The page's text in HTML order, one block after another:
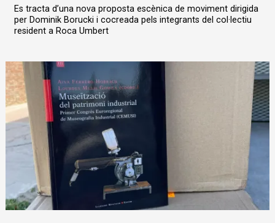
Es tracta d’una nova proposta escènica de moviment dirigida
per Dominik Borucki i cocreada pels integrants del col·lectiu
resident a Roca Umbert